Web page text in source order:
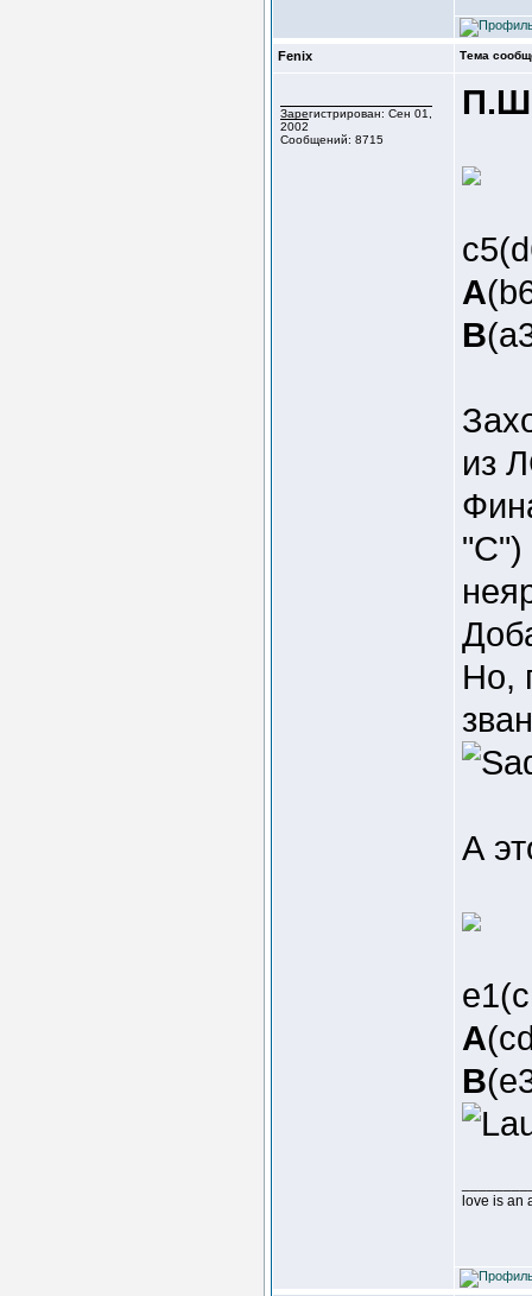
Fenix Тема
Зарегистрирован: Сен 01,
2002
Сообщений: 8715
A
B
из
"С")
Но,
А
A
B
love is an